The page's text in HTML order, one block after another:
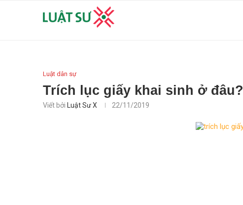
Luật dân sự
Trích lục giấy khai sinh ở đâu?
Viết bởi Luật Sư X 22/11/2019